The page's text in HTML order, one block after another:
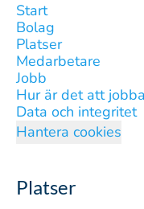
Start
Bolag
Platser
Medarbetare
Jobb
Hur är det att
Data och integritet
Hantera cookies
Platser